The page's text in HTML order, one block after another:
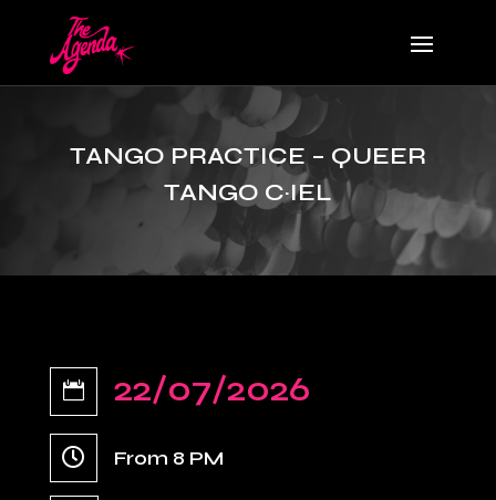
TANGO PRACTICE – QUEER
TANGO C·IEL
 22/07/2026
 From 8 PM